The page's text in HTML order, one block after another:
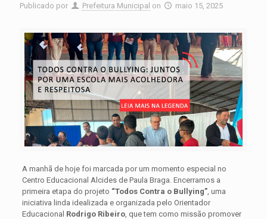
Publicado por Prefeitura Municipal on maio 15, 2025
A manhã de hoje foi marcada por um momento especial no
Centro Educacional Alcides de Paula Braga. Encerramos a
primeira etapa do projeto “Todos Contra o Bullying”, uma
iniciativa linda idealizada e organizada pelo Orientador
Educacional Rodrigo Ribeiro, que tem como missão promover